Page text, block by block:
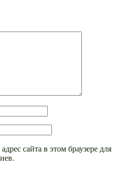
сайта в этом браузере для